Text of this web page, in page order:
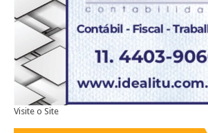
Visite o Site